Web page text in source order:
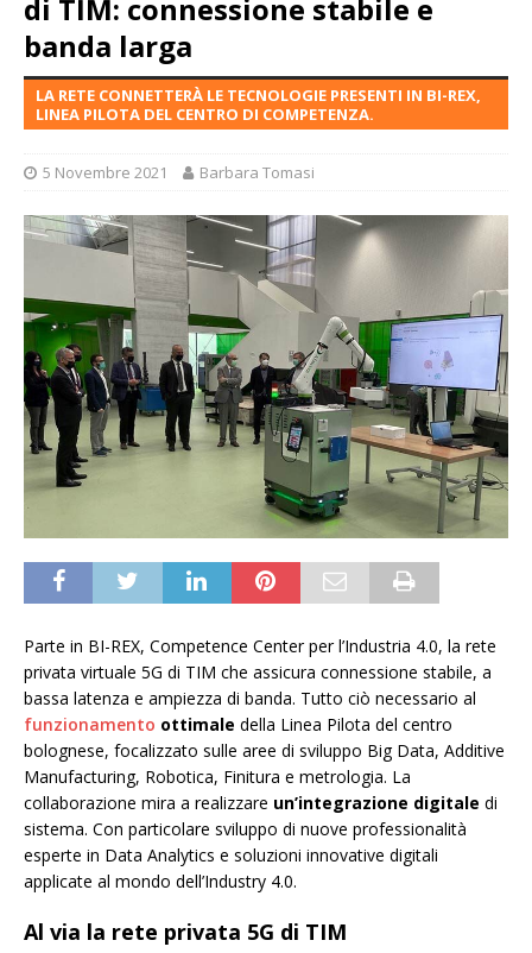
di TIM: connessione stabile e
banda larga
LA RETE CONNETTERÀ LE TECNOLOGIE PRESENTI IN BI-REX,
LINEA PILOTA DEL CENTRO DI COMPETENZA.
5 Novembre 2021 Barbara Tomasi
Parte in BI-REX, Competence Center per l’Industria 4.0, la rete
privata virtuale 5G di TIM che assicura connessione stabile, a
bassa latenza e ampiezza di banda. Tutto ciò necessario al
funzionamento ottimale della Linea Pilota del centro
bolognese, focalizzato sulle aree di sviluppo Big Data, Additive
Manufacturing, Robotica, Finitura e metrologia. La
collaborazione mira a realizzare un’integrazione digitale di
sistema. Con particolare sviluppo di nuove professionalità
esperte in Data Analytics e soluzioni innovative digitali
applicate al mondo dell’Industry 4.0.
Al via la rete privata 5G di TIM